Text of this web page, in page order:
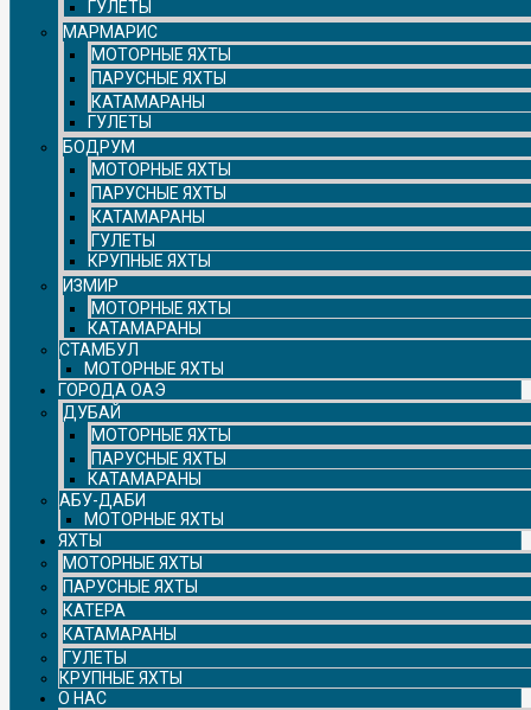
ГУЛЕТЫ
МАРМАРИС
МОТОРНЫЕ ЯХТЫ
ПАРУСНЫЕ ЯХТЫ
КАТАМАРАНЫ
ГУЛЕТЫ
БОДРУМ
МОТОРНЫЕ ЯХТЫ
ПАРУСНЫЕ ЯХТЫ
КАТАМАРАНЫ
ГУЛЕТЫ
КРУПНЫЕ ЯХТЫ
ИЗМИР
МОТОРНЫЕ ЯХТЫ
КАТАМАРАНЫ
СТАМБУЛ
МОТОРНЫЕ ЯХТЫ
ГОРОДА ОАЭ
ДУБАЙ
МОТОРНЫЕ ЯХТЫ
ПАРУСНЫЕ ЯХТЫ
КАТАМАРАНЫ
АБУ-ДАБИ
МОТОРНЫЕ ЯХТЫ
ЯХТЫ
МОТОРНЫЕ ЯХТЫ
ПАРУСНЫЕ ЯХТЫ
КАТЕРА
КАТАМАРАНЫ
ГУЛЕТЫ
КРУПНЫЕ ЯХТЫ
О НАС